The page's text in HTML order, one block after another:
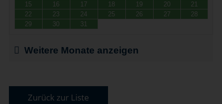
15
16 17 18 19 20
21
22
23 24 25 26 27
28
29
30 31
Weitere Monate anzeigen
Zurück zur Liste